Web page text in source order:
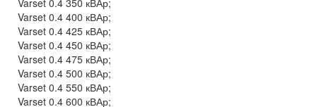
Varset 0.4 350 кВАр;
Varset 0.4 400 кВАр;
Varset 0.4 425 кВАр;
Varset 0.4 450 кВАр;
Varset 0.4 475 кВАр;
Varset 0.4 500 кВАр;
Varset 0.4 550 кВАр;
Varset 0.4 600 кВАр;